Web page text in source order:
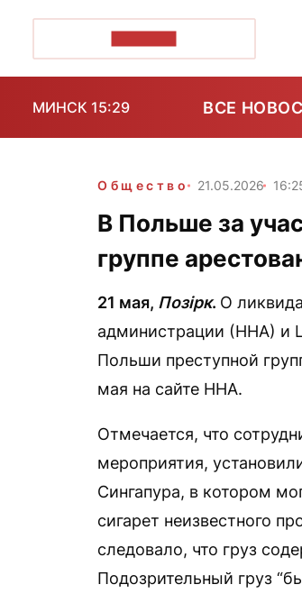
МИНСК 15:29 ВСЕ
Общество 21.05.2026
В Польше за
группе
21 мая, Позірк. О
администрации (ННА) и
Польши преступной
мая на сайте ННА.
Отмечается, что
мероприятия,
Сингапура, в котором
сигарет неизвестного
следовало, что груз
Подозрительный груз